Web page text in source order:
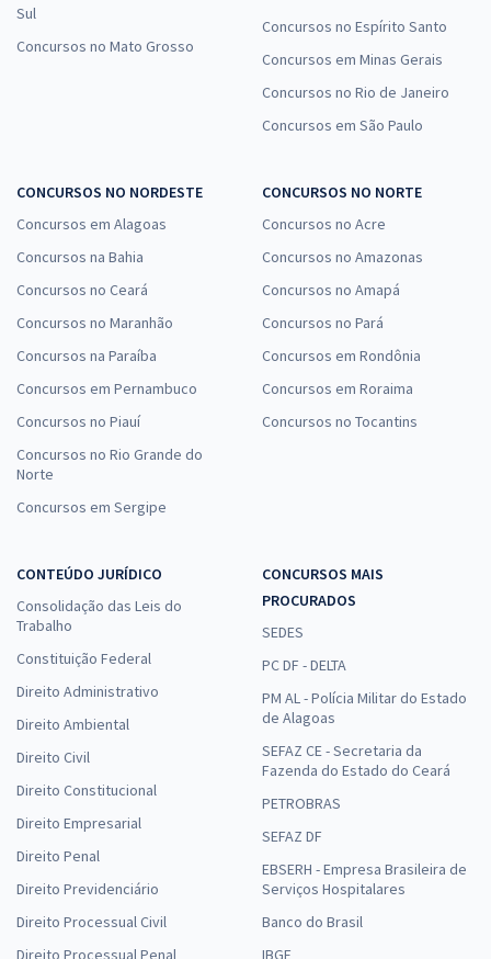
Sul
Concursos no Mato Grosso
Concursos no Espírito Santo
Concursos em Minas Gerais
Concursos no Rio de Janeiro
Concursos em São Paulo
CONCURSOS NO NORDESTE
Concursos em Alagoas
Concursos na Bahia
Concursos no Ceará
Concursos no Maranhão
Concursos na Paraíba
Concursos em Pernambuco
Concursos no Piauí
Concursos no Rio Grande do
Norte
Concursos em Sergipe
CONCURSOS NO NORTE
Concursos no Acre
Concursos no Amazonas
Concursos no Amapá
Concursos no Pará
Concursos em Rondônia
Concursos em Roraima
Concursos no Tocantins
CONTEÚDO JURÍDICO
Consolidação das Leis do
Trabalho
Constituição Federal
Direito Administrativo
Direito Ambiental
Direito Civil
Direito Constitucional
Direito Empresarial
Direito Penal
Direito Previdenciário
Direito Processual Civil
Direito Processual Penal
CONCURSOS MAIS
PROCURADOS
SEDES
PC DF - DELTA
PM AL - Polícia Militar do Estado
de Alagoas
SEFAZ CE - Secretaria da
Fazenda do Estado do Ceará
PETROBRAS
SEFAZ DF
EBSERH - Empresa Brasileira de
Serviços Hospitalares
Banco do Brasil
IBGE